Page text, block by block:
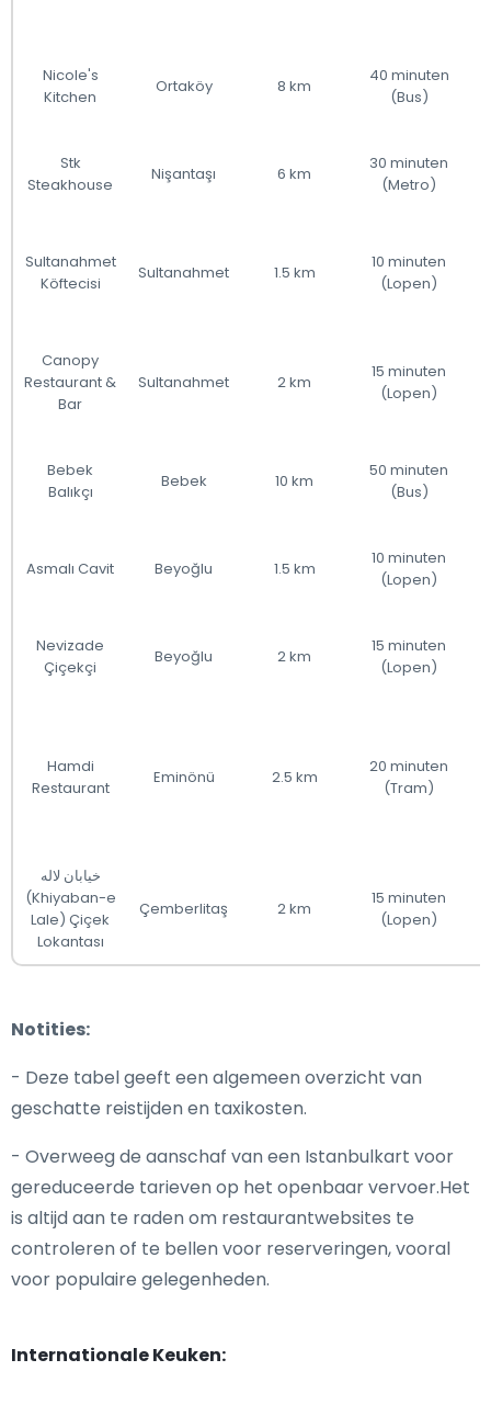
Nicole's
Kitchen
Ortaköy 8 km
40 minuten
(Bus)
Stk
Steakhouse
Nişantaşı 6 km
30 minuten
(Metro)
Sultanahmet
Köftecisi
Sultanahmet 1.5 km
10 minuten
(Lopen)
Canopy
Restaurant &
Bar
Sultanahmet 2 km
15 minuten
(Lopen)
Bebek
Balıkçı
Bebek 10 km
50 minuten
(Bus)
Asmalı Cavit Beyoğlu 1.5 km
10 minuten
(Lopen)
Nevizade
Çiçekçi
Beyoğlu 2 km
15 minuten
(Lopen)
Hamdi
Restaurant
Eminönü 2.5 km
20 minuten
(Tram)
خیابان لاله
(Khiyaban-e
Lale) Çiçek
Lokantası
Çemberlitaş 2 km
15 minuten
(Lopen)
Notities:
- Deze tabel geeft een algemeen overzicht van
geschatte reistijden en taxikosten.
- Overweeg de aanschaf van een Istanbulkart voor
gereduceerde tarieven op het openbaar vervoer.Het
is altijd aan te raden om restaurantwebsites te
controleren of te bellen voor reserveringen, vooral
voor populaire gelegenheden.
Internationale Keuken: